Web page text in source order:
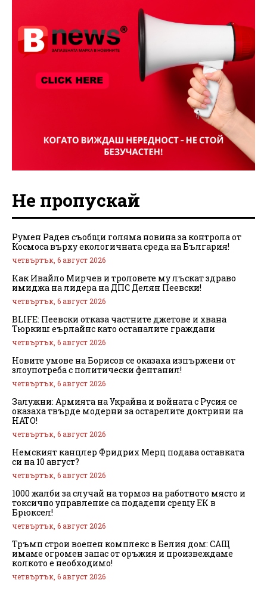
Не пропускай
Румен Радев съобщи голяма новина за контрола от
Космоса върху екологичната среда на България!
четвъртък, 6 август 2026
Как Ивайло Мирчев и троловете му лъскат здраво
имиджа на лидера на ДПС Делян Пеевски!
четвъртък, 6 август 2026
BLIFE: Пеевски отказа частните джетове и хвана
Тюркиш еърлайнс като останалите граждани
четвъртък, 6 август 2026
Новите умове на Борисов се оказаха изпържени от
злоупотреба с политически фентанил!
четвъртък, 6 август 2026
Залужни: Армията на Украйна и войната с Русия се
оказаха твърде модерни за остарелите доктрини на
НАТО!
четвъртък, 6 август 2026
Немският канцлер Фридрих Мерц подава оставката
си на 10 август?
четвъртък, 6 август 2026
1000 жалби за случай на тормоз на работното място и
токсично управление са подадени срещу ЕК в
Брюксел!
четвъртък, 6 август 2026
Тръмп строи военен комплекс в Белия дом: САЩ
имаме огромен запас от оръжия и произвеждаме
колкото е необходимо!
четвъртък, 6 август 2026